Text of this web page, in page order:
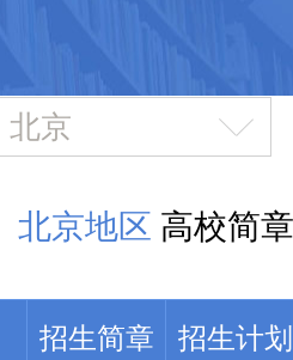
北京地区 高校简
招生简章 招生计划